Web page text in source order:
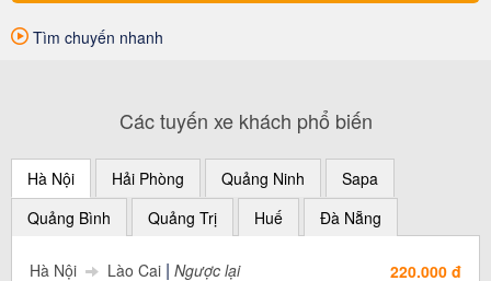
Tìm chuyến nhanh
Các tuyến xe khách phổ biến
Hà Nội Hải Phòng Quảng Ninh
Sapa
Quảng Bình
Quảng Trị Huế Đà Nẵng
Hà Nội Lào Cai | Ngược lại 220.000 đ